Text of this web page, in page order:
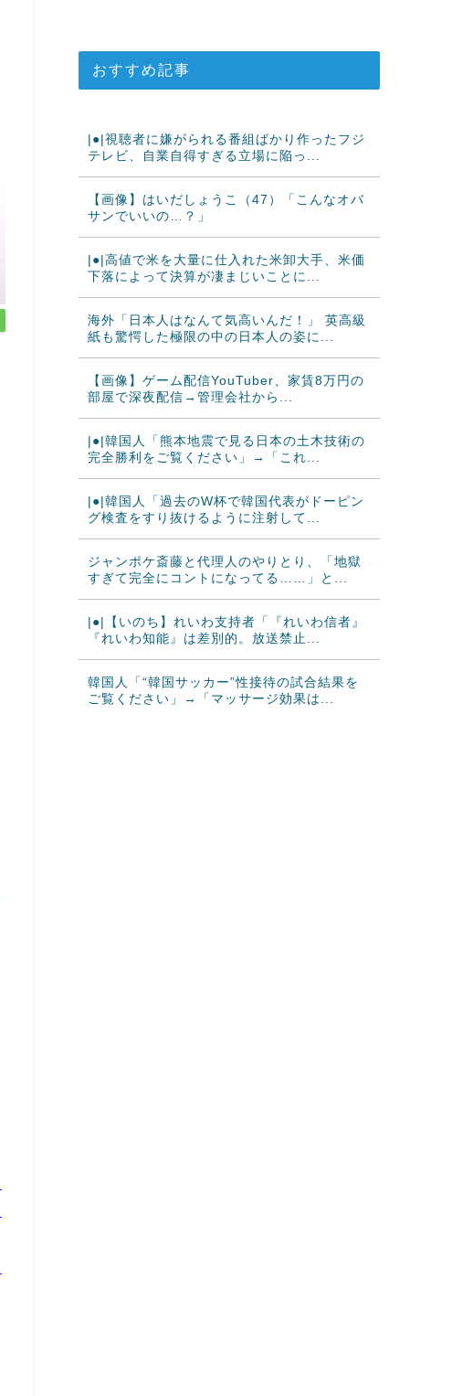
おすすめ記事
|●|視聴者に嫌がられる番組ばかり作ったフジ
テレビ、自業自得すぎる立場に陥っ...
【画像】はいだしょうこ（47）「こんなオバ
サンでいいの…？」
|●|高値で米を大量に仕入れた米卸大手、米価
下落によって決算が凄まじいことに...
海外「日本人はなんて気高いんだ！」 英高級
紙も驚愕した極限の中の日本人の姿に...
【画像】ゲーム配信YouTuber、家賃8万円の
部屋で深夜配信→管理会社から...
|●|韓国人「熊本地震で見る日本の土木技術の
完全勝利をご覧ください」→「これ...
|●|韓国人「過去のW杯で韓国代表がドーピン
グ検査をすり抜けるように注射して...
ジャンポケ斎藤と代理人のやりとり、「地獄
すぎて完全にコントになってる……」と...
|●|【いのち】れいわ支持者「『れいわ信者』
『れいわ知能』は差別的。放送禁止...
韓国人「“韓国サッカー”性接待の試合結果を
ご覧ください」→「マッサージ効果は...